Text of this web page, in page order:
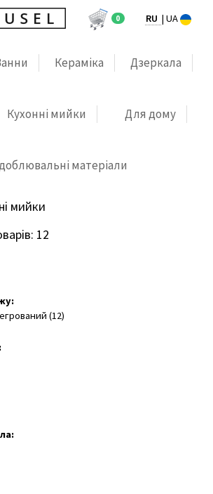
0 RU | UA
Кераміка Дзеркала
Кухонні мийки Для дому
матеріали
мийки
12
(12)